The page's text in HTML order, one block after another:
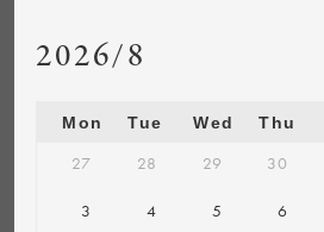
2026/8
Mon Tue Wed Thu
27 28 29 30
3 4 5 6